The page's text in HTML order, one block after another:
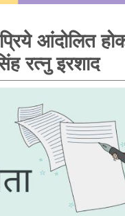
आंदोलित
रत्नु इरशाद